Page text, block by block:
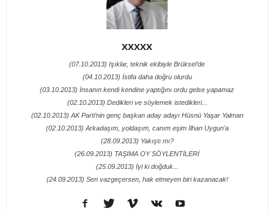
XXXXX
(07.10.2013) Işıklar, teknik ekibiyle Brüksel’de
(04.10.2013) İstifa daha doğru olurdu
(03.10.2013) İnsanın kendi kendine yaptığını ordu gelse yapamaz
(02.10.2013) Dedikleri ve söylemek istedikleri...
(02.10.2013) AK Parti’nin genç başkan aday adayı Hüsnü Yaşar Yalman
(02.10.2013) Arkadaşım, yoldaşım, canım eşim İlhan Uygun’a
(28.09.2013) Yakıştı mı?
(26.09.2013) TAŞIMA OY SÖYLENTİLERİ
(25.09.2013) İyi ki doğduk...
(24.09.2013) Sen vazgeçersen, hak etmeyen biri kazanacak!